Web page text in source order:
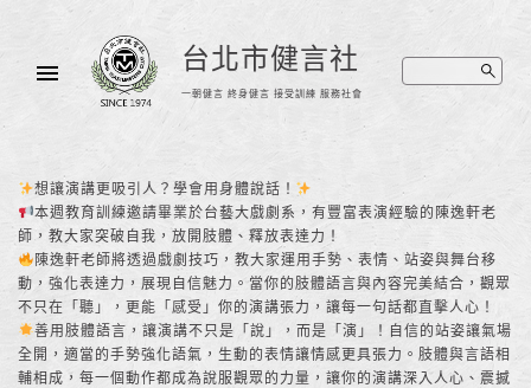
台北市健言社
一朝健言 終身健言 接受訓練 服務社會
想讓演講更吸引人？學會用身體說話！
本週教育訓練邀請畢業於台藝大戲劇系，有豐富表演經驗的陳逸軒老
師，教大家突破自我，放開肢體、釋放表達力！
陳逸軒老師將透過戲劇技巧，教大家運用手勢、表情、站姿與舞台移
動，強化表達力，展現自信魅力。當你的肢體語言與內容完美結合，觀眾
不只在「聽」，更能「感受」你的演講張力，讓每一句話都直擊人心！
善用肢體語言，讓演講不只是「說」，而是「演」！自信的站姿讓氣場
全開，適當的手勢強化語氣，生動的表情讓情感更具張力。肢體與言語相
輔相成，每一個動作都成為說服觀眾的力量，讓你的演講深入人心、震撼